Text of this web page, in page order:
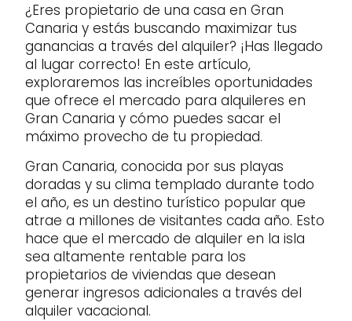
¿Eres propietario de una casa en Gran
Canaria y estás buscando maximizar tus
ganancias a través del alquiler? ¡Has llegado
al lugar correcto! En este artículo,
exploraremos las increíbles oportunidades
que ofrece el mercado para alquileres en
Gran Canaria y cómo puedes sacar el
máximo provecho de tu propiedad.
Gran Canaria, conocida por sus playas
doradas y su clima templado durante todo
el año, es un destino turístico popular que
atrae a millones de visitantes cada año. Esto
hace que el mercado de alquiler en la isla
sea altamente rentable para los
propietarios de viviendas que desean
generar ingresos adicionales a través del
alquiler vacacional.